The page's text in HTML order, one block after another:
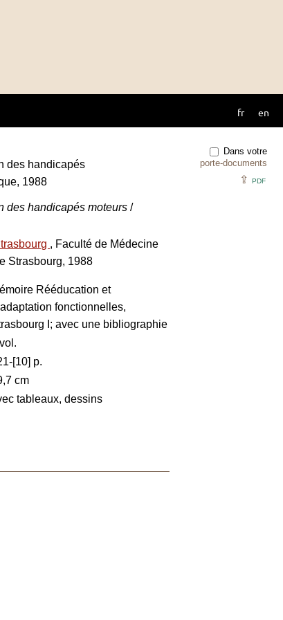
fr en
Dans votre
porte-documents
⇪ PDF
des handicapés
1988
des handicapés moteurs/
, Faculté de Médecine
Strasbourg, 1988
Rééducation et
fonctionnelles,
I; avec une bibliographie
[10] p.
cm
tableaux, dessins